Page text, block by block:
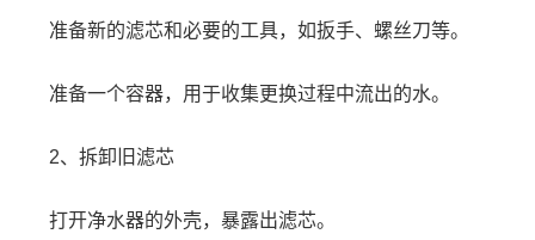
准备新的滤芯和必要的工具，如扳手、螺丝刀等。
准备一个容器，用于收集更换过程中流出的水。
2、拆卸旧滤芯
打开净水器的外壳，暴露出滤芯。